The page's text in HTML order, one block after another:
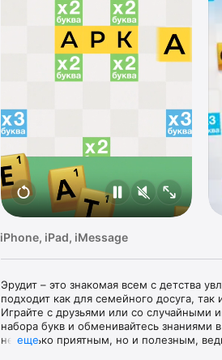
iPhone, iPad, iMessage
Эрудит – это знакомая всем с детства
подходит как для семейного досуга, так
Играйте с друзьями или со случайными
набора букв и обменивайтесь знаниями
не только приятным, но и полезным,
еще